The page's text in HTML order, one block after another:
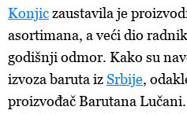
Konjiczaustavila je
asortimana, a veći dio
godišnji odmor. Kako su
izvoza baruta izSrbije,
proizvođač Barutana